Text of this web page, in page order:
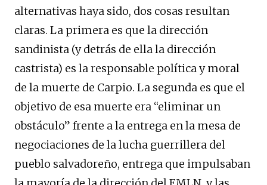
alternativas haya sido, dos cosas resultan
claras. La primera es que la dirección
sandinista (y detrás de ella la dirección
castrista) es la responsable política y moral
de la muerte de Carpio. La segunda es que el
objetivo de esa muerte era “eliminar un
obstáculo” frente a la entrega en la mesa de
negociaciones de la lucha guerrillera del
pueblo salvadoreño, entrega que impulsaban